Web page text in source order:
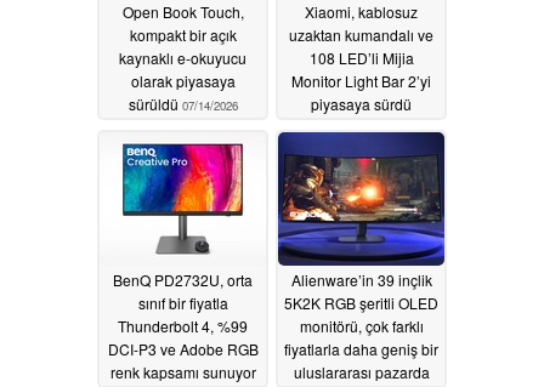
Open Book Touch,
kompakt bir açık
kaynaklı e-okuyucu
olarak piyasaya
sürüldü 07/14/2026
Xiaomi, kablosuz
uzaktan kumandalı ve
108 LED’li Mijia
Monitor Light Bar 2’yi
piyasaya sürdü
07/14/2026
BenQ PD2732U, orta
sınıf bir fiyatla
Thunderbolt 4, %99
DCI-P3 ve Adobe RGB
renk kapsamı sunuyor
Alienware’in 39 inçlik
5K2K RGB şeritli OLED
monitörü, çok farklı
fiyatlarla daha geniş bir
uluslararası pazarda